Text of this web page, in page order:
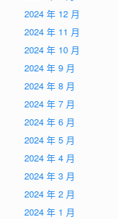
2024 年 12 月
2024 年 11 月
2024 年 10 月
2024 年 9 月
2024 年 8 月
2024 年 7 月
2024 年 6 月
2024 年 5 月
2024 年 4 月
2024 年 3 月
2024 年 2 月
2024 年 1 月